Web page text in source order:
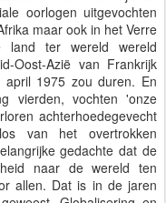
oorlogen uitgevochten
maar ook in het Verre
land ter wereld wereld
Oost-Azië van Frankrijk
1975 zou duren. En
vierden, vochten 'onze
achterhoedegevecht
van het overtrokken
gedachte dat de
naar de wereld ten
allen. Dat is in de jaren